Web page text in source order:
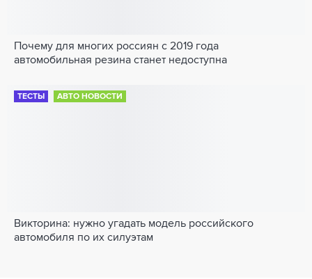
Почему для многих россиян с 2019 года
автомобильная резина станет недоступна
ТЕСТЫ АВТО НОВОСТИ
Викторина: нужно угадать модель российского
автомобиля по их силуэтам